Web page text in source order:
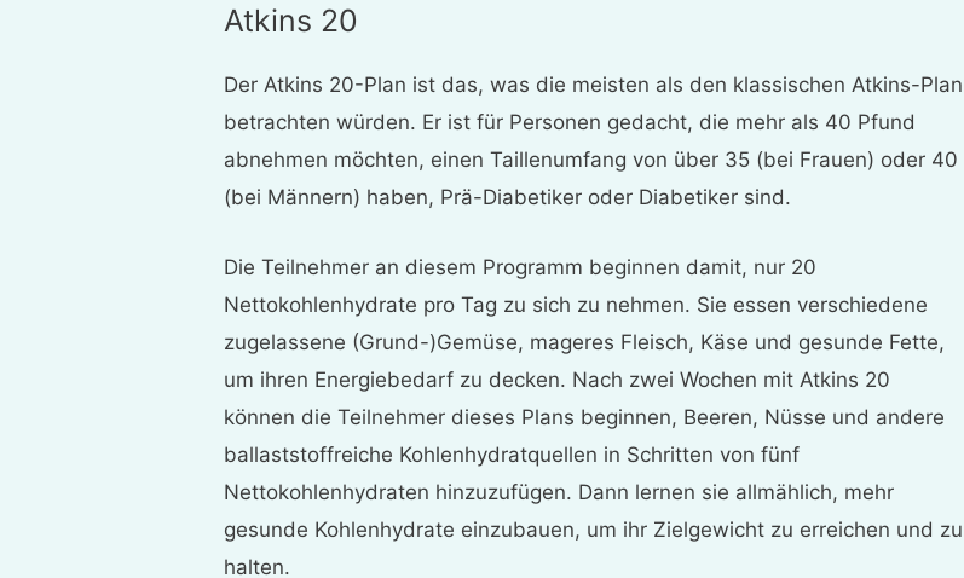
Atkins 20
Der Atkins 20-Plan ist das, was die meisten als den klassischen Atkins-Plan
betrachten würden. Er ist für Personen gedacht, die mehr als 40 Pfund
abnehmen möchten, einen Taillenumfang von über 35 (bei Frauen) oder 40
(bei Männern) haben, Prä-Diabetiker oder Diabetiker sind.
Die Teilnehmer an diesem Programm beginnen damit, nur 20
Nettokohlenhydrate pro Tag zu sich zu nehmen. Sie essen verschiedene
zugelassene (Grund-)Gemüse, mageres Fleisch, Käse und gesunde Fette,
um ihren Energiebedarf zu decken. Nach zwei Wochen mit Atkins 20
können die Teilnehmer dieses Plans beginnen, Beeren, Nüsse und andere
ballaststoffreiche Kohlenhydratquellen in Schritten von fünf
Nettokohlenhydraten hinzuzufügen. Dann lernen sie allmählich, mehr
gesunde Kohlenhydrate einzubauen, um ihr Zielgewicht zu erreichen und zu
halten.